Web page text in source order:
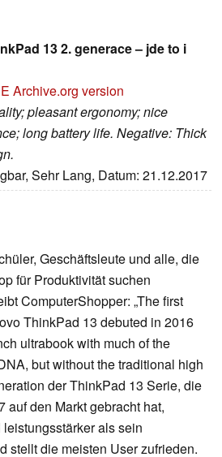
13 2. generace – jde to i
Archive.org version
pleasant ergonomy; nice
long battery life. Negative: Thick
Sehr Lang, Datum: 21.12.2017
Geschäftsleute und alle, die
für Produktivität suchen
ComputerShopper: „The first
ThinkPad 13 debuted in 2016
ultrabook with much of the
but without the traditional high
der ThinkPad 13 Serie, die
auf den Markt gebracht hat,
als sein
stellt die meisten User zufrieden.